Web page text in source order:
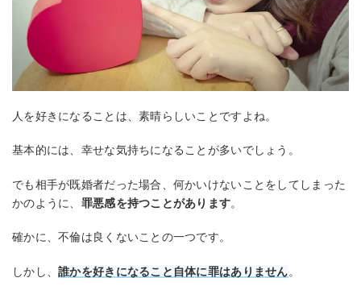
人を好きになることは、素晴らしいことですよね。
基本的には、幸せな気持ちになることが多いでしょう。
でも相手が既婚者だった場合、何かいけないことをしてしまった
かのように、 罪悪感を持つことがあります。
確かに、不倫は良くないことの一つです。
しかし、誰かを好きになること自体に罪はありません。